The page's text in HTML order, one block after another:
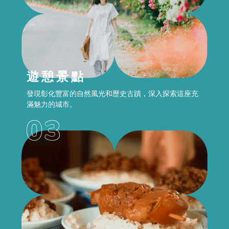
遊憩景點
發現彰化豐富的自然風光和歷史古蹟，深入探索這座充
滿魅力的城市。